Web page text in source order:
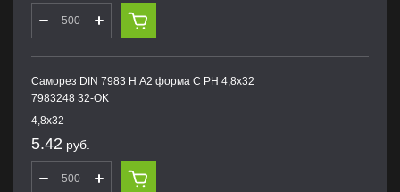
Саморез DIN 7983 H А2 форма С PH 4,8х32
7983248 32-OK
4,8х32
5.42 руб.